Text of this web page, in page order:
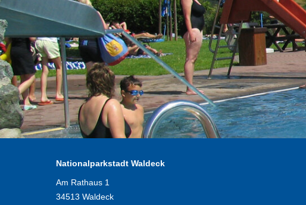
Nationalparkstadt Waldeck
Am Rathaus 1
34513 Waldeck